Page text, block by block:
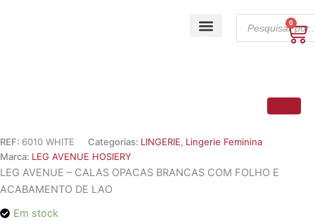
search
0
REF: 6010 WHITE Categorias: LINGERIE, Lingerie Feminina
Marca: LEG AVENUE HOSIERY
LEG AVENUE – CALAS OPACAS BRANCAS COM FOLHO E
ACABAMENTO DE LAO
Em stock